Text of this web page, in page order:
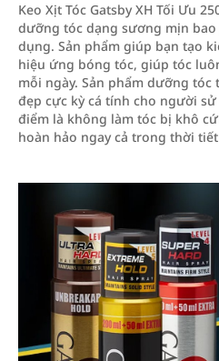
Keo Xịt Tóc Gatsby XH Tối Ưu
dưỡng tóc dạng sương mịn
dụng. Sản phẩm giúp bạn tạo
hiệu ứng bóng tóc, giúp tóc
mỗi ngày. Sản phẩm dưỡng
đẹp cực kỳ cá tính cho người
điểm là không làm tóc bị khô
hoàn hảo ngay cả trong thời